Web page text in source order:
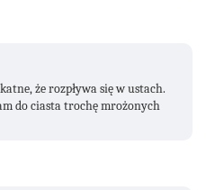
że rozpływa się w ustach.
do ciasta trochę mrożonych